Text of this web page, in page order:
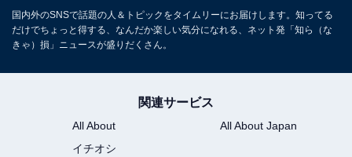
国内外のSNSで話題の人＆トピックをタイムリーにお届けします。知ってる
だけでちょっと得する、なんだか楽しい気分になれる、ネット発「知ら（な
きゃ）損」ニュースが盛りだくさん。
関連サービス
All About
All About Japan
イチオシ